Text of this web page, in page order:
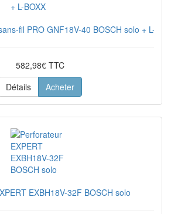
fil PRO GNF18V-40 BOSCH solo + L-
582,98€ TTC
Détails
Acheter
EXBH18V-32F BOSCH solo